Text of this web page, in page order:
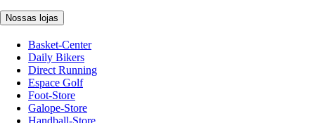
Nossas lojas
Basket-Center
Daily Bikers
Direct Running
Espace Golf
Foot-Store
Galope-Store
Handball-Store